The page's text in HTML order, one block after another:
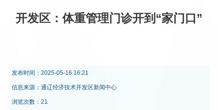
开发区：体重管理门诊开到“家门口”
发布时间： 2025-05-16 16:21
信息来源： 通辽经济技术开发区新闻中心
浏览次数：21